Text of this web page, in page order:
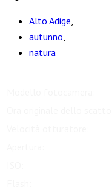
Alto Adige,
autunno,
natura